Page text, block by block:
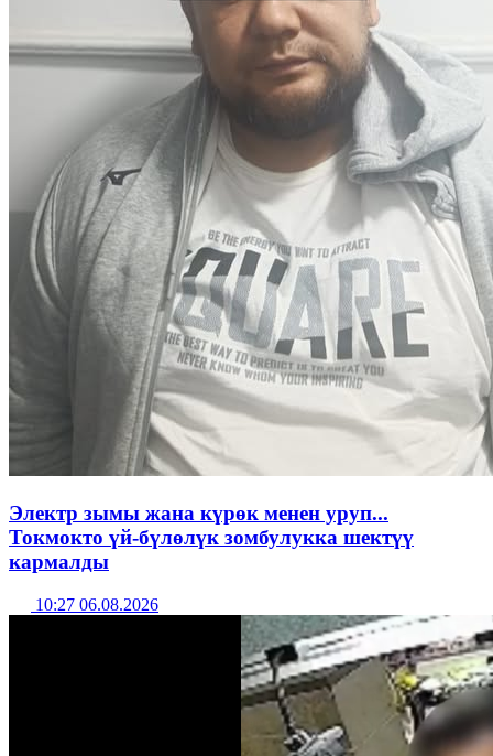
Электр зымы жана күрөк менен уруп...
Токмокто үй-бүлөлүк зомбулукка шектүү
кармалды
10:27 06.08.2026